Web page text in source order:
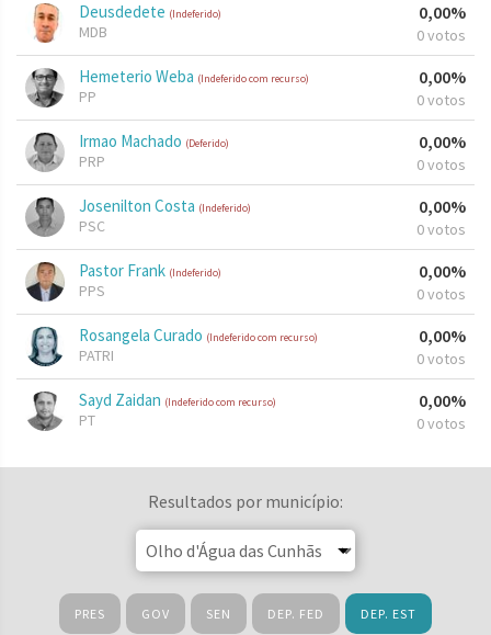
Deusdedete (Indeferido)
MDB
0,00%
0 votos
Hemeterio Weba (Indeferido com recurso)
PP
0,00%
0 votos
Irmao Machado (Deferido)
PRP
0,00%
0 votos
Josenilton Costa (Indeferido)
PSC
0,00%
0 votos
Pastor Frank (Indeferido)
PPS
0,00%
0 votos
Rosangela Curado (Indeferido com recurso)
PATRI
0,00%
0 votos
Sayd Zaidan (Indeferido com recurso)
PT
0,00%
0 votos
Resultados por município:
PRES GOV SEN DEP. FED DEP. EST